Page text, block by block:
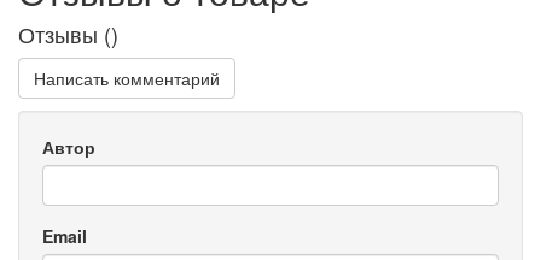
Отзывы ()
Написать комментарий
Автор
Email